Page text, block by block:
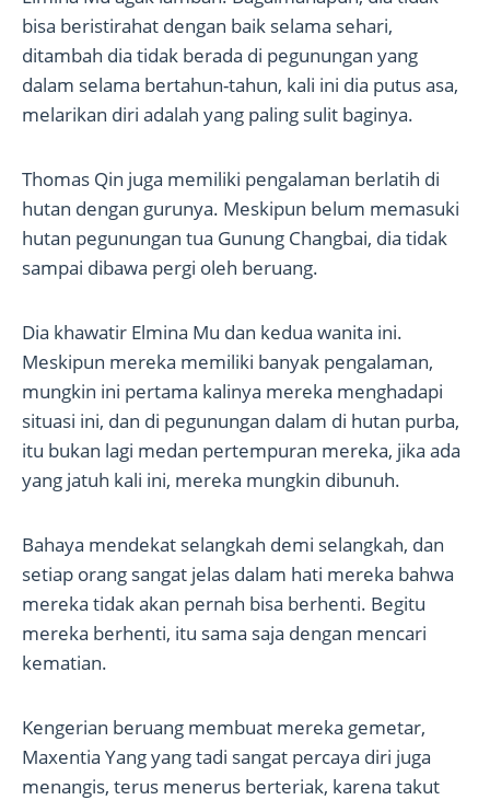
bisa beristirahat dengan baik selama sehari,
ditambah dia tidak berada di pegunungan yang
dalam selama bertahun-tahun, kali ini dia putus asa,
melarikan diri adalah yang paling sulit baginya.
Thomas Qin juga memiliki pengalaman berlatih di
hutan dengan gurunya. Meskipun belum memasuki
hutan pegunungan tua Gunung Changbai, dia tidak
sampai dibawa pergi oleh beruang.
Dia khawatir Elmina Mu dan kedua wanita ini.
Meskipun mereka memiliki banyak pengalaman,
mungkin ini pertama kalinya mereka menghadapi
situasi ini, dan di pegunungan dalam di hutan purba,
itu bukan lagi medan pertempuran mereka, jika ada
yang jatuh kali ini, mereka mungkin dibunuh.
Bahaya mendekat selangkah demi selangkah, dan
setiap orang sangat jelas dalam hati mereka bahwa
mereka tidak akan pernah bisa berhenti. Begitu
mereka berhenti, itu sama saja dengan mencari
kematian.
Kengerian beruang membuat mereka gemetar,
Maxentia Yang yang tadi sangat percaya diri juga
menangis, terus menerus berteriak, karena takut